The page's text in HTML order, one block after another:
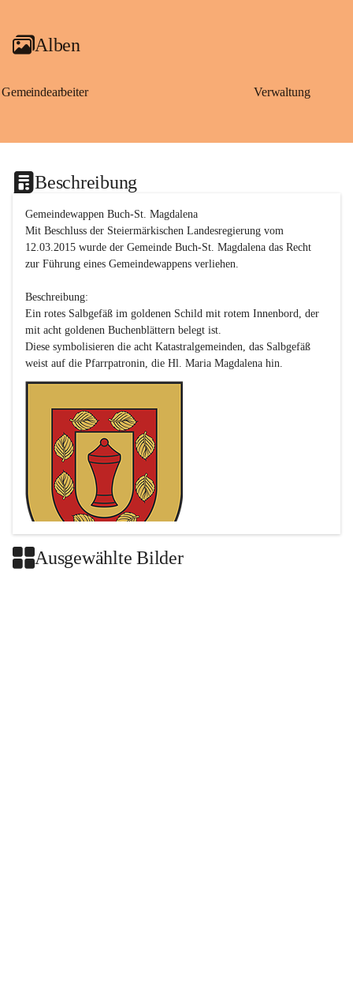
Alben
Gemeindearbeiter Verwaltung
Beschreibung
Gemeindewappen Buch-St. Magdalena
Mit Beschluss der Steiermärkischen Landesregierung vom
12.03.2015 wurde der Gemeinde Buch-St. Magdalena das Recht
zur Führung eines Gemeindewappens verliehen.
Beschreibung:
Ein rotes Salbgefäß im goldenen Schild mit rotem Innenbord, der
mit acht goldenen Buchenblättern belegt ist.
Diese symbolisieren die acht Katastralgemeinden, das Salbgefäß
Ausgewählte Bilder